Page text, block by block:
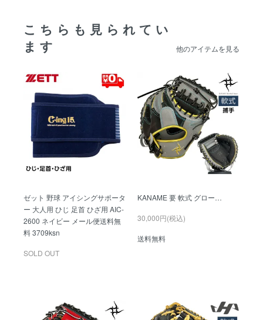
こちらも見られてい
ます
他のアイテムを見る
ゼット 野球 アイシングサポータ
ー 大人用 ひじ 足首 ひざ用 AIC-
2600 ネイビー メール便送料無
料 3709ksn
SOLD OUT
KANAME 要 軟式 グロー…
30,000円(税込)
送料無料